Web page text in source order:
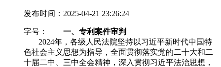
发布时间：2025-04-21 23:26:24
字号：
2024年，各级人民法院坚持以习近平新时代中国特
色社会主义思想为指导，全面贯彻落实党的二十大和二
十届二中、三中全会精神，深入贯彻习近平法治思想，
一、专利案件审判